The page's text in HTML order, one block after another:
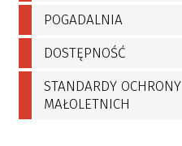
POGADALNIA
DOSTĘPNOŚĆ
STANDARDY OCHRONY
MAŁOLETNICH